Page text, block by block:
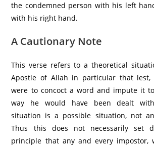
the condemned person with his left
with his right hand.
A Cautionary Note
This verse refers to a theoretical
Apostle of Allah in particular that
were to concoct a word and impute it
way he would have been dealt
situation is a possible situation, not
Thus this does not necessarily set
principle that any and every impostor,